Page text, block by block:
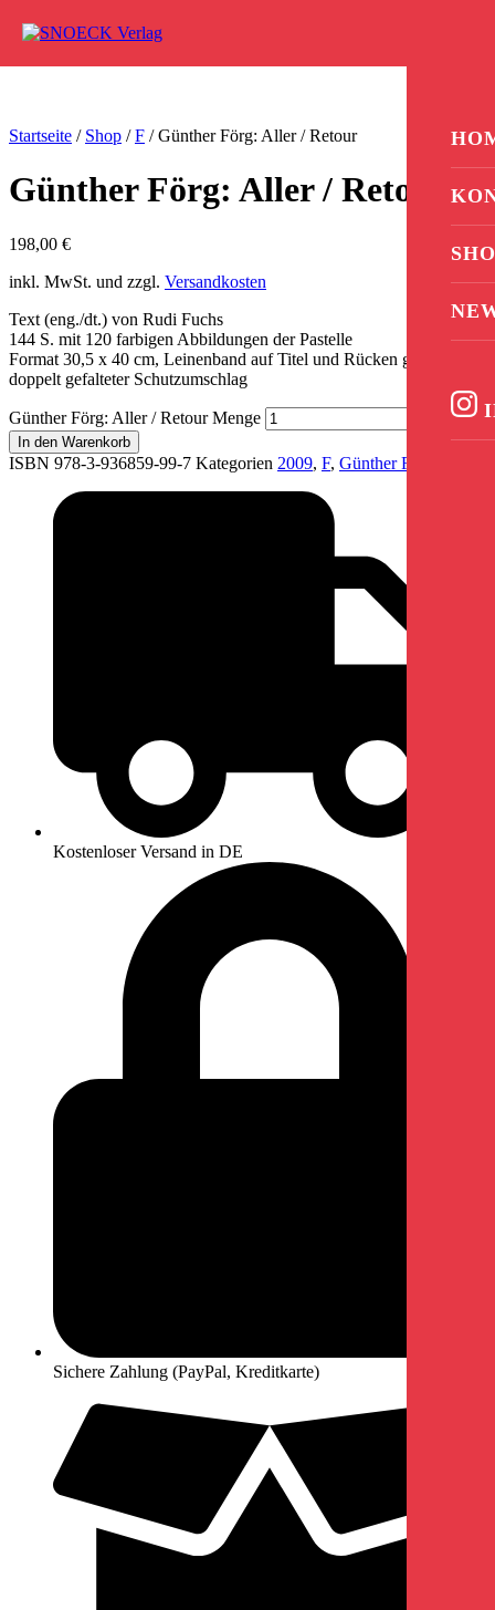
Startseite / Shop /F / Günther Förg: Aller / Retour
Günther Förg: Aller / Retour
198,00 €
inkl. MwSt. und zzgl. Versandkosten
Text (eng./dt.) von Rudi Fuchs
144 S. mit 120 farbigen Abbildungen der Pastelle
Format 30,5 x 40 cm, Leinenband auf Titel und Rücken geprägt,
doppelt gefalteter Schutzumschlag
Günther Förg: Aller / Retour Menge
In den Warenkorb
ISBN 978-3-936859-99-7 Kategorien 2009, F, Günther Förg
Kostenloser Versand in DE
Sichere Zahlung (PayPal, Kreditkarte)